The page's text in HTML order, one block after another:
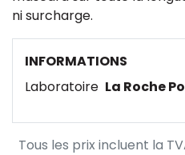
ni surcharge.
INFORMATIONS
Laboratoire La Roche
Tous les prix incluent la